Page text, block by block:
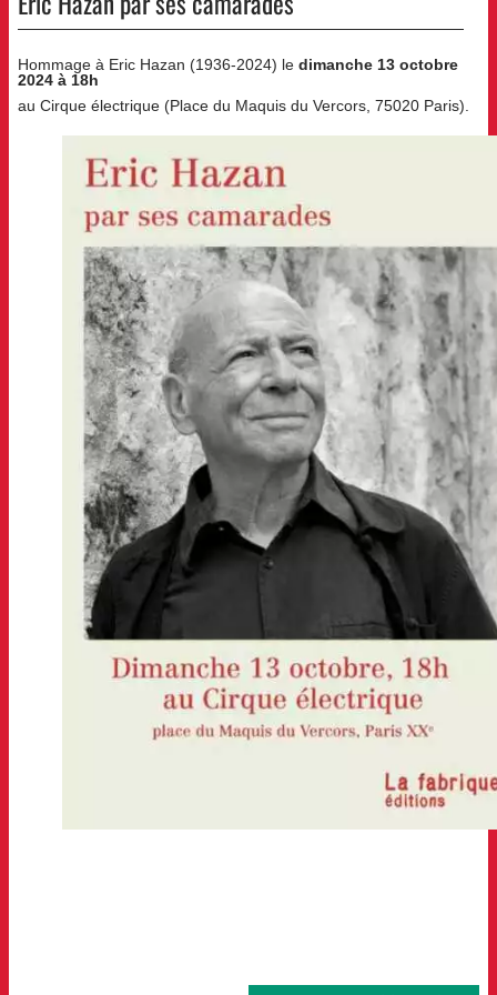
Hommage à Eric Hazan (1936-2024) le dimanche 13 octobre
2024 à 18h
au Cirque électrique (Place du Maquis du Vercors, 75020 Paris).